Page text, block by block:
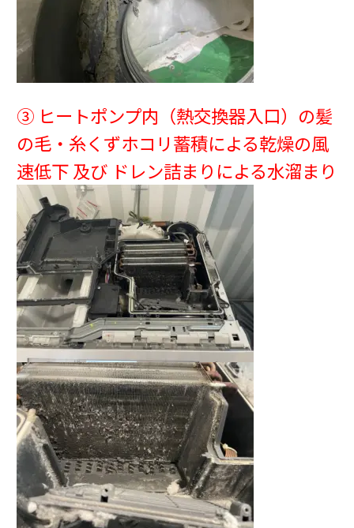
③ ヒートポンプ内（熱交換器入口）の髪
の毛・糸くずホコリ蓄積による乾燥の風
速低下 及び ドレン詰まりによる水溜まり